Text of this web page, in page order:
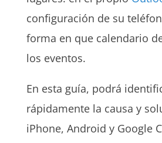
configuración de su
forma en que calendario
los eventos.
En esta guía, podrá
rápidamente la causa y
iPhone, Android y Google